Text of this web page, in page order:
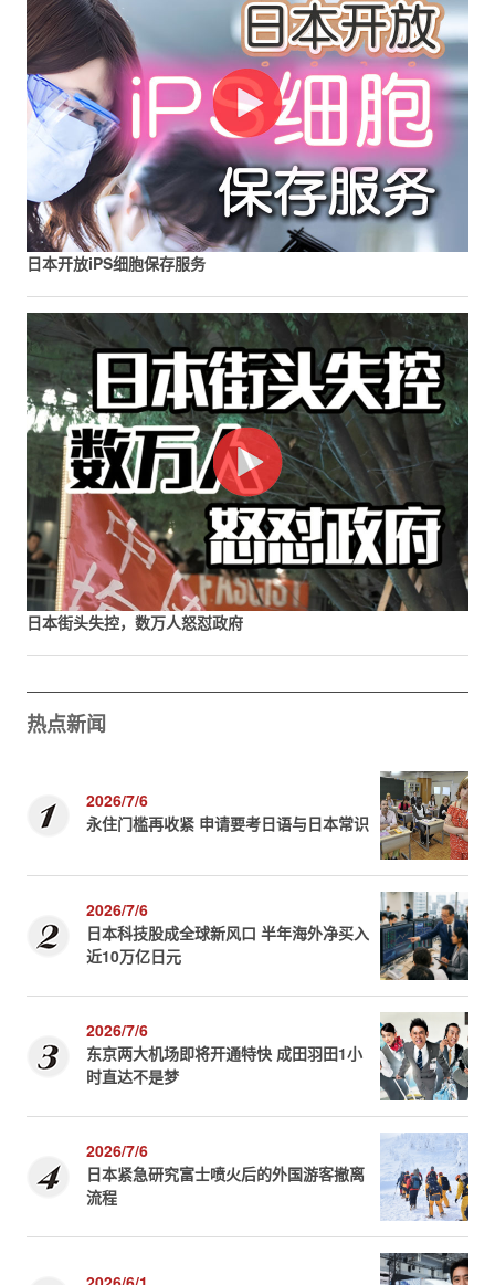
日本开放iPS细胞保存服务
日本街头失控，数万人怒怼政府
热点新闻
2026/7/6
永住门槛再收紧 申请要考日语与日本常识
2026/7/6
日本科技股成全球新风口 半年海外净买入
近10万亿日元
2026/7/6
东京两大机场即将开通特快 成田羽田1小
时直达不是梦
2026/7/6
日本紧急研究富士喷火后的外国游客撤离
流程